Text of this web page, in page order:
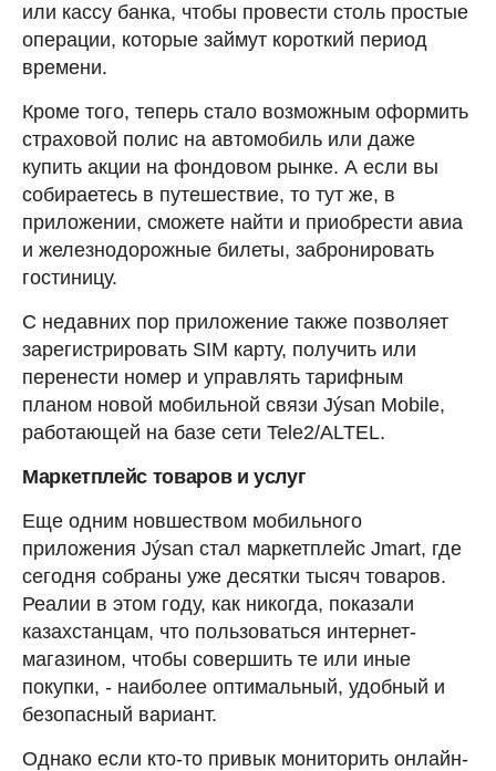
или кассу банка, чтобы провести столь простые
операции, которые займут короткий период
времени.
Кроме того, теперь стало возможным оформить
страховой полис на автомобиль или даже
купить акции на фондовом рынке. А если вы
собираетесь в путешествие, то тут же, в
приложении, сможете найти и приобрести авиа
и железнодорожные билеты, забронировать
гостиницу.
С недавних пор приложение также позволяет
зарегистрировать SIM карту, получить или
перенести номер и управлять тарифным
планом новой мобильной связи Jýsan Mobile,
работающей на базе сети Tele2/ALTEL.
Маркетплейс товаров и услуг
Еще одним новшеством мобильного
приложения Jýsan стал маркетплейс Jmart, где
сегодня собраны уже десятки тысяч товаров.
Реалии в этом году, как никогда, показали
казахстанцам, что пользоваться интернет-
магазином, чтобы совершить те или иные
покупки, - наиболее оптимальный, удобный и
безопасный вариант.
Однако если кто-то привык мониторить онлайн-